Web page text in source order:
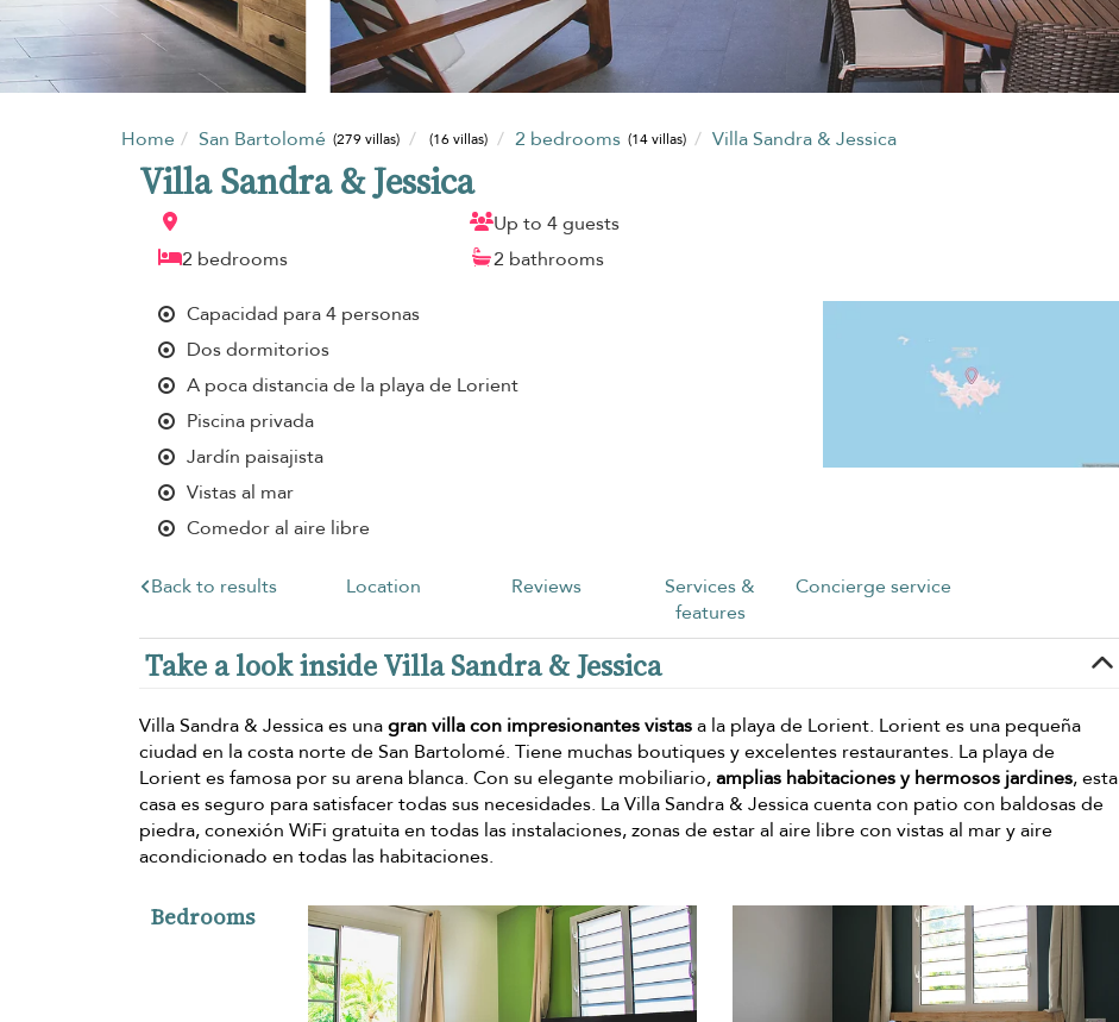
Home San Bartolomé (279 villas) (16 villas) 2 bedrooms (14 villas) Villa Sandra & Jessica
Villa Sandra & Jessica
Up to 4 guests
2 bedrooms
2 bathrooms
Capacidad para 4 personas
Dos dormitorios
A poca distancia de la playa de Lorient
Piscina privada
Jardín paisajista
Vistas al mar
Comedor al aire libre
Back to results Location Reviews
Services &
features
Concierge service
Take a look inside Villa Sandra & Jessica
Villa Sandra & Jessica es unagran villa con impresionantes vistasa la playa de Lorient. Lorient es una pequeña
ciudad en la costa norte de San Bartolomé. Tiene muchas boutiques y excelentes restaurantes. La playa de
Lorient es famosa por su arena blanca. Con su elegante mobiliario,amplias habitaciones y hermosos jardines, esta
casa es seguro para satisfacer todas sus necesidades. La Villa Sandra & Jessica cuenta con patio con baldosas de
piedra, conexión WiFi gratuita en todas las instalaciones, zonas de estar al aire libre con vistas al mar y aire
acondicionado en todas las habitaciones.
Bedrooms